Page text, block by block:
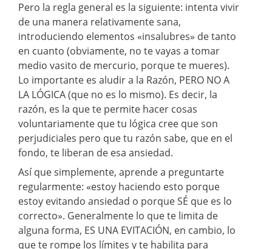
Pero la regla general es la siguiente: intenta vivir
de una manera relativamente sana,
introduciendo elementos «insalubres» de tanto
en cuanto (obviamente, no te vayas a tomar
medio vasito de mercurio, porque te mueres).
Lo importante es aludir a la Razón, PERO NO A
LA LÓGICA (que no es lo mismo). Es decir, la
razón, es la que te permite hacer cosas
voluntariamente que tu lógica cree que son
perjudiciales pero que tu razón sabe, que en el
fondo, te liberan de esa ansiedad.
Así que simplemente, aprende a preguntarte
regularmente: «estoy haciendo esto porque
estoy evitando ansiedad o porque SÉ que es lo
correcto». Generalmente lo que te limita de
alguna forma, ES UNA EVITACIÓN, en cambio, lo
que te rompe los límites y te habilita para